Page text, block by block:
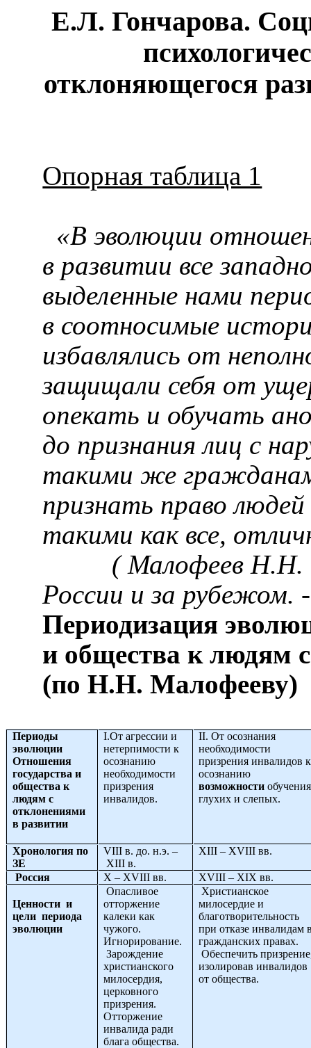
Е.Л. Гончарова.
отклоняющегося
Опорная таблица 1
«В эволюции
в развитии все
выделенные нами
в соотносимые
избавлялись от
защищали себя от
опекать и обучать
до признания лиц с
такими же
признать право
такими как все,
(Малофеев Н.Н.
России и за рубежом.
Периодизация
и общества к людям
(по Н.Н.Малофееву)
Периоды
эволюции
Отношения
государства и
общества к
людям с
отклонениями
в развитии
I.От агрессии и
нетерпимости к
осознанию
необходимости
призрения
инвалидов.
II. От осознания
необходимости
призрения инвалидов к
осознанию
возможности обучения
глухих и слепых.
Хронология по
ЗЕ
VIII в. до. н.э. –
XIII в.
XIII – XVIII вв.
Россия X – XVIII вв. XVIII – XIXвв.
Ценности и
цели периода
эволюции
Опасливое
отторжение
калеки как
чужого.
Игнорирование.
Зарождение
христианского
милосердия,
церковного
призрения.
Отторжение
инвалида ради
блага общества.
Христианское
милосердие и
благотворительность
при отказе инвалидам
гражданских правах.
Обеспечить
изолировав инвалидов
от общества.